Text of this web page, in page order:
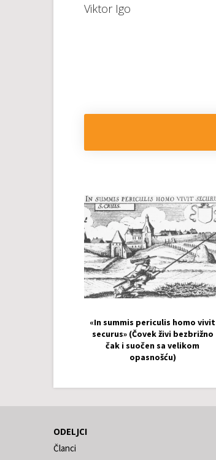
Viktor Igo
«In summis periculis homo vivit
securus» (Čovek živi bezbrižno
čak i suočen sa velikom
opasnošću)
ODELJCI
Članci